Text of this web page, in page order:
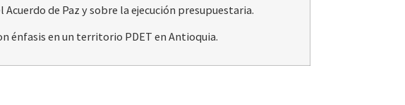
de Paz y sobre la ejecución presupuestaria.
énfasis en un territorio PDET en Antioquia.